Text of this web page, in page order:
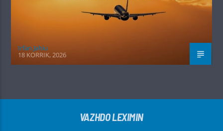
Irfan Jahiu
18 KORRIK, 2026
VAZHDO LEXIMIN